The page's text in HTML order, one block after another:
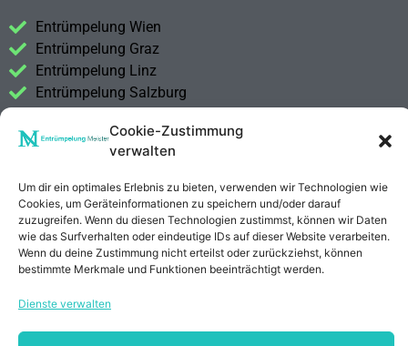
Cookie-Zustimmung
verwalten
Um dir ein optimales Erlebnis zu bieten, verwenden wir Technologien wie
Cookies, um Geräteinformationen zu speichern und/oder darauf
zuzugreifen. Wenn du diesen Technologien zustimmst, können wir Daten
wie das Surfverhalten oder eindeutige IDs auf dieser Website verarbeiten.
Wenn du deine Zustimmung nicht erteilst oder zurückziehst, können
bestimmte Merkmale und Funktionen beeinträchtigt werden.
Dienste verwalten
Entrümpelung Wien
Entrümpelung Graz
Entrümpelung Linz
Entrümpelung Salzburg
Entrümpelung Steiermark
Impressum
Datenschutzerklärung
Anrufen E-Mail